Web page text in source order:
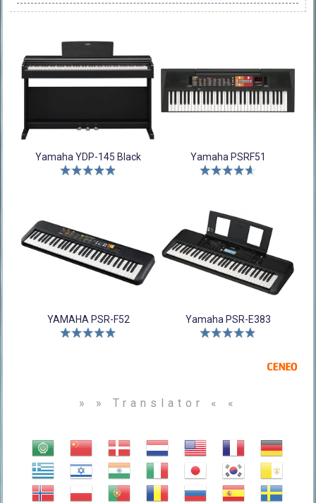
Yamaha YDP-145 Black Yamaha PSRF51
YAMAHA PSR-F52 Yamaha PSR-E383
» » Translator « «